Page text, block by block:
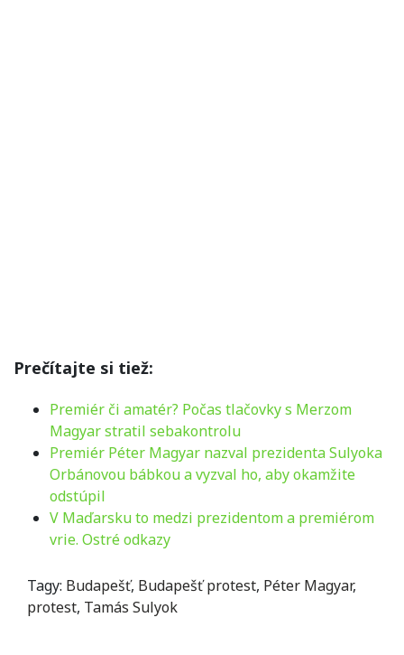
Prečítajte si tiež:
Premiér či amatér? Počas tlačovky s Merzom
Magyar stratil sebakontrolu
Premiér Péter Magyar nazval prezidenta Sulyoka
Orbánovou bábkou a vyzval ho, aby okamžite
odstúpil
V Maďarsku to medzi prezidentom a premiérom
vrie. Ostré odkazy
Tagy: Budapešť, Budapešť protest, Péter Magyar,
protest, Tamás Sulyok